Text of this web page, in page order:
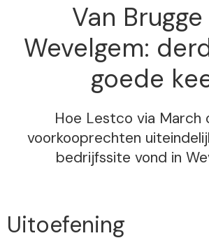
Van
Wevelgem:
goede
Hoe Lestco via March
voorkooprechten
bedrijfssite vond in
Uitoefening